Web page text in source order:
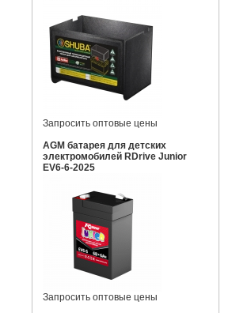
Запросить оптовые цены
AGM батарея для детских
электромобилей RDrive Junior
EV6-6-2025
Запросить оптовые цены